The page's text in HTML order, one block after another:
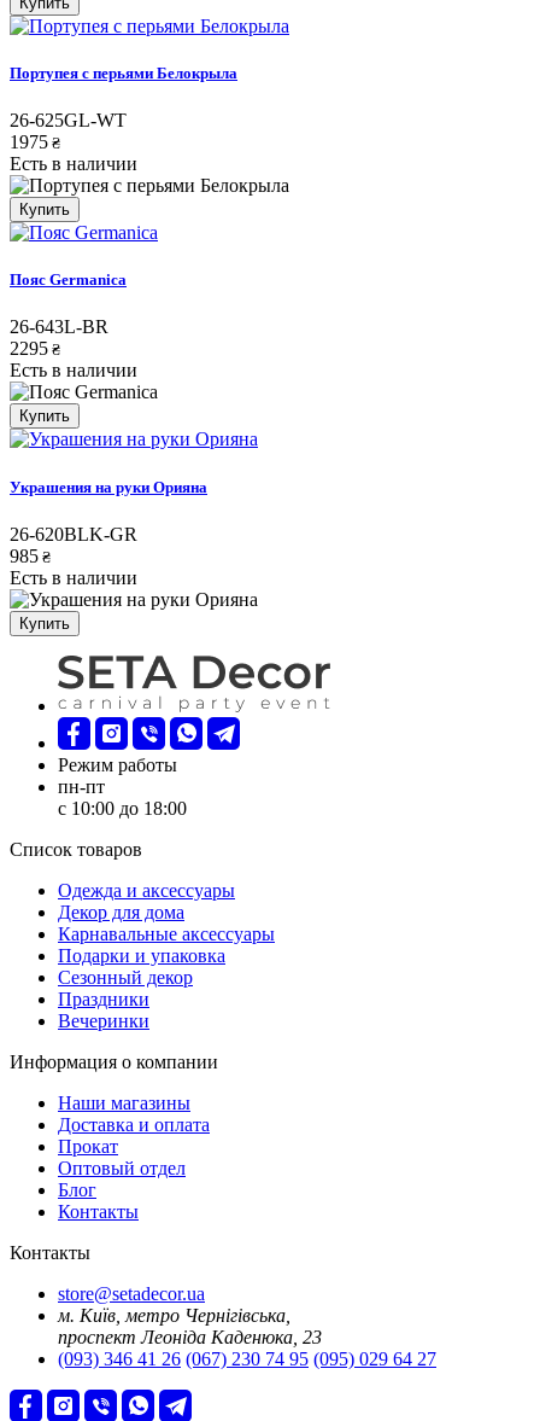
Портупея с перьями Белокрыла
26-625GL-WT
1975 ₴
Есть в наличии
Купить
Пояс Germanica
26-643L-BR
2295 ₴
Есть в наличии
Купить
Украшения на руки Орияна
26-620BLK-GR
985 ₴
Есть в наличии
Купить
Режим работы
пн-пт
с 10:00 до 18:00
Список товаров
Oдежда и аксессуары
Декор для дома
Карнавальные аксессуары
Подарки и упаковка
Сезонный декор
Праздники
Вечеринки
Информация о компании
Наши магазины
Доставка и оплата
Прокат
Оптовый отдел
Блог
Контакты
Контакты
store@setadecor.ua
м. Київ, метро Чернігівська,
проспект Леоніда Каденюка, 23
(093) 346 41 26 (067) 230 74 95 (095) 029 64 27